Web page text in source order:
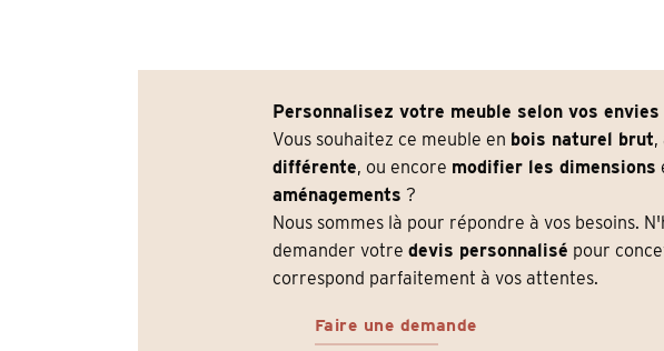
Personnalisez votre meuble selon vos envies
Vous souhaitez ce meuble en bois naturel brut,
différente, ou encore modifier les dimensions
aménagements ?
Nous sommes là pour répondre à vos besoins.
demander votredevis personnalisé pour
correspond parfaitement à vos attentes.
Faire une demande